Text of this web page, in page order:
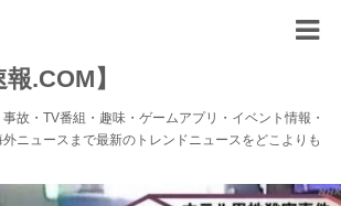
.COM】
故・TV番組・趣味・ゲームアプリ・イベント情報・
ニュースまで最新のトレンドニュースをどこよりも